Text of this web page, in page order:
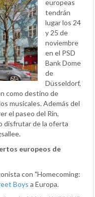
europeas
tendrán
lugar los 24
y 25 de
noviembre
en el PSD
Bank Dome
de
Düsseldorf,
como destino de
musicales. Además del
el paseo del Rin,
disfrutar de la oferta
europeos de
con "Homecoming:
Boys a Europa.